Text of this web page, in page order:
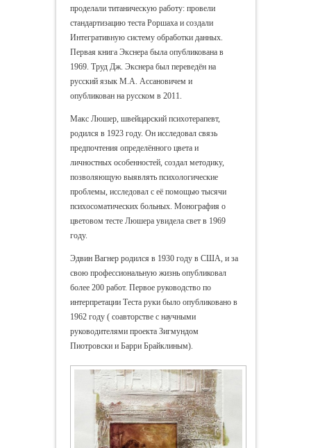
проделали титаническую работу: провели
стандартизацию теста Роршаха и создали
Интегративную систему обработки данных.
Первая книга Экснера была опубликована в
1969. Труд Дж. Экснера был переведён на
русский язык М.А. Ассановичем и
опубликован на русском в 2011.
Макс Люшер, швейцарский психотерапевт,
родился в 1923 году. Он исследовал связь
предпочтения определённого цвета и
личностных особенностей, создал методику,
позволяющую выявлять психологические
проблемы, исследовал с её помощью тысячи
психосоматических больных. Монография о
цветовом тесте Люшера увидела свет в 1969
году.
Эдвин Вагнер родился в 1930 году в США, и за
свою профессиональную жизнь опубликовал
более 200 работ. Первое руководство по
интерпретации Теста руки было опубликовано в
1962 году ( соавторстве с научными
руководителями проекта Зигмундом
Пиотровски и Барри Брайклиным).